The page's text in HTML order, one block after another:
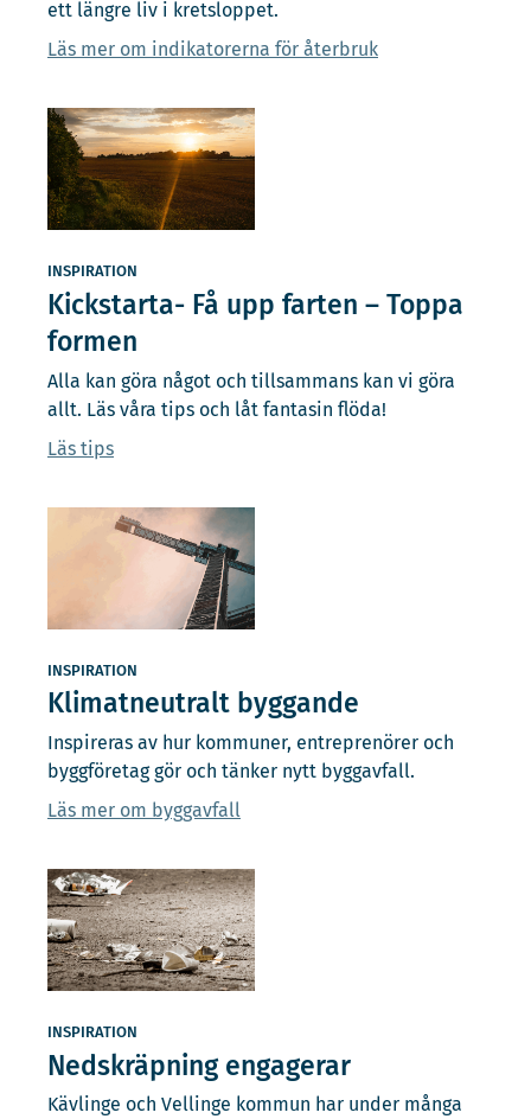
ett längre liv i kretsloppet.
Läs mer om indikatorerna för återbruk
INSPIRATION
Kickstarta- Få upp farten – Toppa
formen
Alla kan göra något och tillsammans kan vi göra
allt. Läs våra tips och låt fantasin flöda!
Läs tips
INSPIRATION
Klimatneutralt byggande
Inspireras av hur kommuner, entreprenörer och
byggföretag gör och tänker nytt byggavfall.
Läs mer om byggavfall
INSPIRATION
Nedskräpning engagerar
Kävlinge och Vellinge kommun har under många